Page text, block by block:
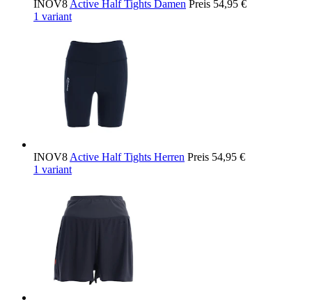
INOV8 Active Half Tights Damen Preis 54,95 €
1 variant
INOV8 Active Half Tights Herren Preis 54,95 €
1 variant